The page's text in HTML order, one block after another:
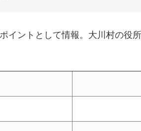
イントとして情報。大川村の役